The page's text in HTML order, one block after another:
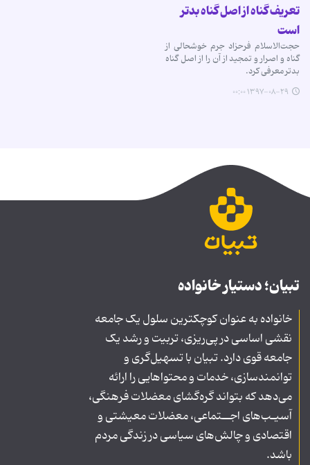
تعریف گناه از اصل گناه بدتر
است
حجت‌الاسلام فرحزاد جرم خوشحالی از
گناه و اصرار و تمجید از آن را از اصل گناه
بدتر معرفی کرد.
۱۳۹۷-۰۸-۲۹ ۰۰:۰۰
تبیان؛ دستیار خانواده
خانواده به عنوان کوچکترین سلول یک جامعه
نقشی اساسی در پی‌ریزی، تربیت و رشد یک
جامعه قوی دارد. تبیان با تسهیل‌گری و
توانمندسازی، خدمات و محتواهایی را ارائه
می‌دهد که بتواند گره‌گشای معضلات فرهنگی،
آسیـب‌های اجــتماعی، معضلات معیشتی و
اقتصادی و چالش‌های سیاسی در زندگی مردم
باشد.